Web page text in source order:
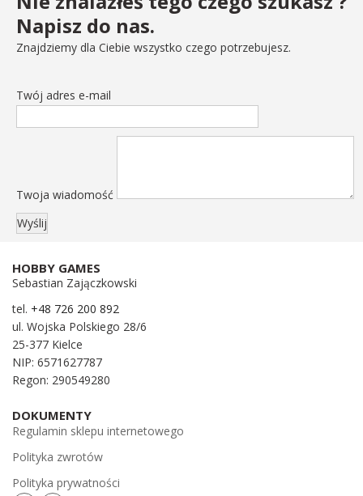
Napisz do nas.
Znajdziemy dla Ciebie wszystko czego potrzebujesz.
Twój adres e-mail
Twoja wiadomość
HOBBY GAMES
Sebastian Zajączkowski
tel. +48 726 200 892
ul. Wojska Polskiego 28/6
25-377 Kielce
NIP: 6571627787
Regon: 290549280
DOKUMENTY
Regulamin sklepu internetowego
Polityka zwrotów
Polityka prywatności